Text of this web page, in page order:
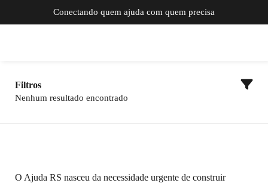
Conectando quem ajuda com quem precisa
Filtros
Nenhum resultado encontrado
O Ajuda RS nasceu da necessidade urgente de construir